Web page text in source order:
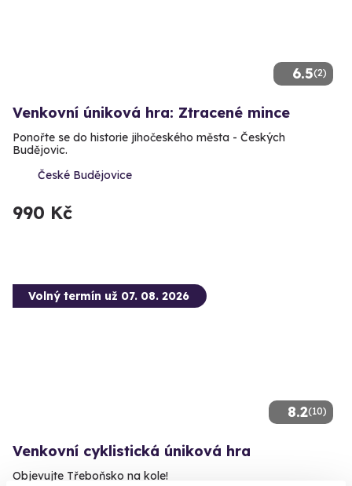
6.5(2)
Venkovní úniková hra: Ztracené mince
Ponořte se do historie jihočeského města - Českých
Budějovic.
České Budějovice
990 Kč
8.2(10)
Volný termín už 07. 08. 2026
Venkovní cyklistická úniková hra
Objevujte Třeboňsko na kole!